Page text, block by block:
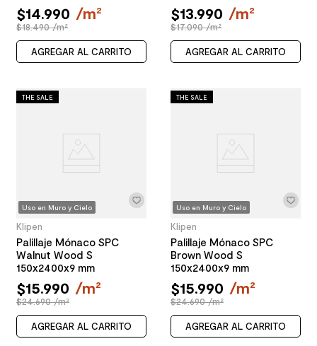
$14.990 /m²
$18.490 /m²
AGREGAR AL CARRITO
$13.990 /m²
$17.090 /m²
AGREGAR AL CARRITO
THE SALE
Uso en Muro y Cielo
Klipen
Palillaje Mónaco SPC
Walnut Wood S
150x2400x9 mm
$15.990 /m²
$24.690 /m²
AGREGAR AL CARRITO
THE SALE
Uso en Muro y Cielo
Klipen
Palillaje Mónaco SPC
Brown Wood S
150x2400x9 mm
$15.990 /m²
$24.690 /m²
AGREGAR AL CARRITO